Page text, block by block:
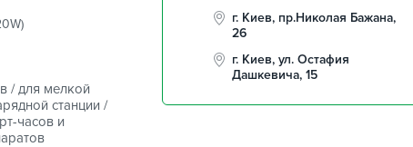
/ для мелкой
станции /
часов и
г. Киев, пр.Николая Бажана,
26
г. Киев, ул. Остафия
Дашкевича, 15